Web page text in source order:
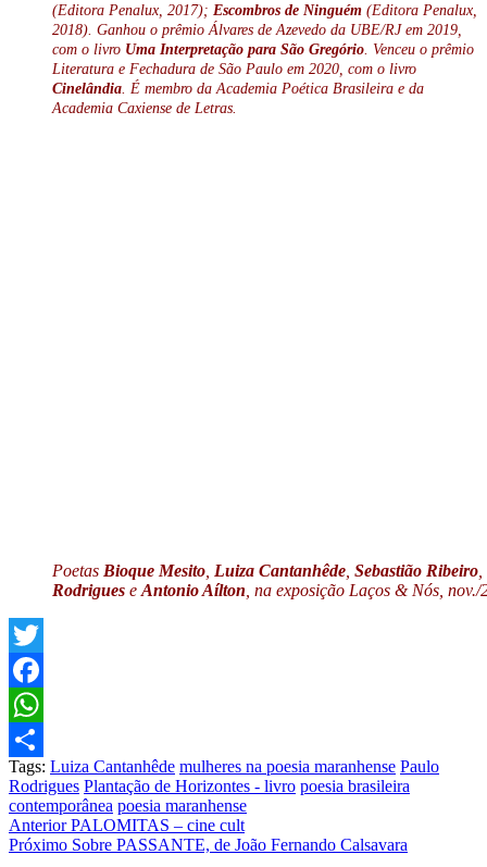
(Editora Penalux, 2017); Escombros de Ninguém (Editora Penalux,
2018). Ganhou o prêmio Álvares de Azevedo da UBE/RJ em 2019,
com o livro Uma Interpretação para São Gregório . Venceu o prêmio
Literatura e Fechadura de São Paulo em 2020, com o livro
Cinelândia . É membro da Academia Poética Brasileira e da
Academia Caxiense de Letras.
Poetas Bioque Mesito Luiza Cantanhêde Sebastião Ribeiro
Rodrigues e Antonio Aílton , na exposição Laços & Nós, nov./
Twitter
Facebook
WhatsApp
Share
Tags: Luiza Cantanhêde mulheres na poesia maranhense Paulo
Rodrigues Plantação de Horizontes - livro poesia brasileira
contemporânea poesia maranhense
Post
navigation
AnteriorPALOMITAS – cine cult
Próximo Sobre PASSANTE, de João Fernando Calsavara